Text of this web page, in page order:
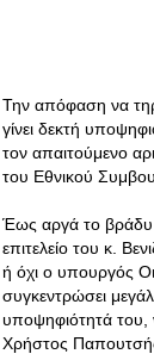
Την απόφαση να
γίνει δεκτή
τον απαιτούμενο
του Εθνικού
Έως αργά το βράδυ
επιτελείο του κ.
ή όχι ο υπουργός
συγκεντρώσει
υποψηφιότητά του,
Χρήστος